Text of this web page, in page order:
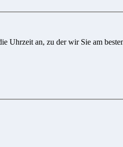
Uhrzeit an, zu der wir Sie am